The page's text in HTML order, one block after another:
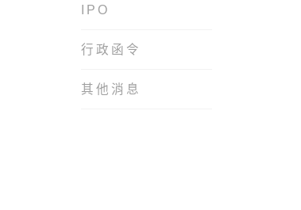
IPO
行政函令
其他消息